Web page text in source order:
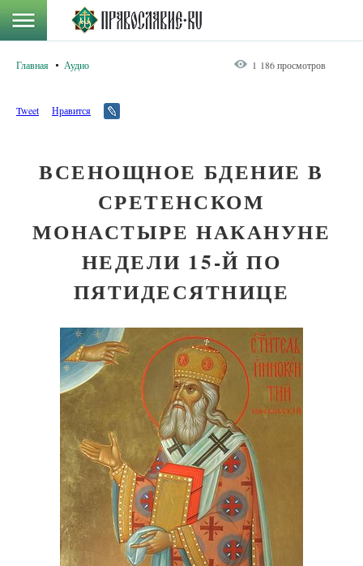
Главная Аудио 1 186 просмотров
Tweet Нравится
ВСЕНОЩНОЕ БДЕНИЕ В
СРЕТЕНСКОМ
МОНАСТЫРЕ НАКАНУНЕ
НЕДЕЛИ 15-Й ПО
ПЯТИДЕСЯТНИЦЕ